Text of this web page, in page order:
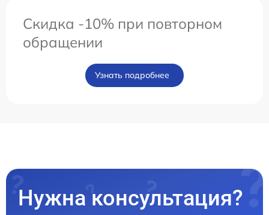
Скидка -10% при повторном
обращении
Узнать подробнее
Нужна консультация?